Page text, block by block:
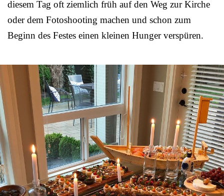
diesem Tag oft ziemlich früh auf den Weg zur Kirche
oder dem Fotoshooting machen und schon zum
Beginn des Festes einen kleinen Hunger verspüren.